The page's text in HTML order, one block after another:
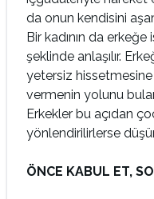
da onun kendisini
Bir kadının da
şeklinde anlaşılır.
yetersiz
vermenin yolunu
Erkekler bu açıdan
yönlendirilirlerse
ÖNCE KABUL ET,